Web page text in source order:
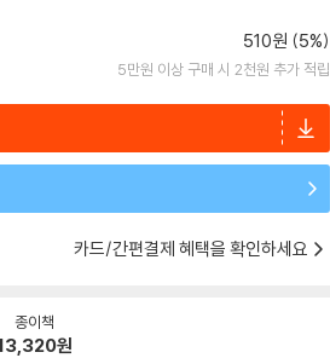
510원 (5%)
5만원 이상 구매 시 2천원 추가 적립
카드/간편결제 혜택을 확인하세요
종이책
원